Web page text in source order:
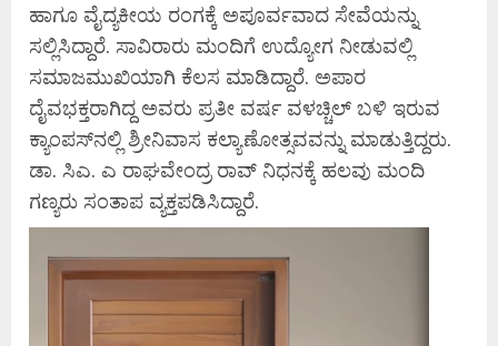
ಹಾಗೂ ವೈದ್ಯಕೀಯ ರಂಗಕ್ಕೆ ಅಪೂರ್ವವಾದ ಸೇವೆಯನ್ನು
ಸಲ್ಲಿಸಿದ್ದಾರೆ. ಸಾವಿರಾರು ಮಂದಿಗೆ ಉದ್ಯೋಗ ನೀಡುವಲ್ಲಿ
ಸಮಾಜಮುಖಿಯಾಗಿ ಕೆಲಸ ಮಾಡಿದ್ದಾರೆ. ಅಪಾರ
ದೈವಭಕ್ತರಾಗಿದ್ದ ಅವರು ಪ್ರತೀ ವರ್ಷ ವಳಚ್ಚಿಲ್‌ ಬಳಿ ಇರುವ
ಕ್ಯಾಂಪಸ್‌ನಲ್ಲಿ ಶ್ರೀನಿವಾಸ ಕಲ್ಯಾಣೋತ್ಸವವನ್ನು ಮಾಡುತ್ತಿದ್ದರು.
ಡಾ. ಸಿಎ. ಎ ರಾಘವೇಂದ್ರ ರಾವ್ ನಿಧನಕ್ಕೆ ಹಲವು ಮಂದಿ
ಗಣ್ಯರು ಸಂತಾಪ ವ್ಯಕ್ತಪಡಿಸಿದ್ದಾರೆ.